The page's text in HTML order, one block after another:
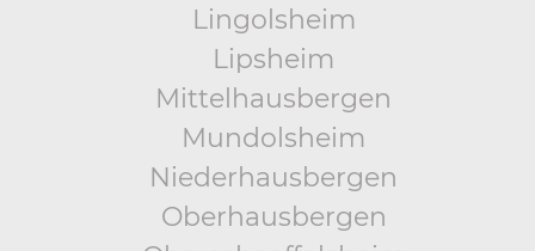
Lingolsheim
Lipsheim
Mittelhausbergen
Mundolsheim
Niederhausbergen
Oberhausbergen